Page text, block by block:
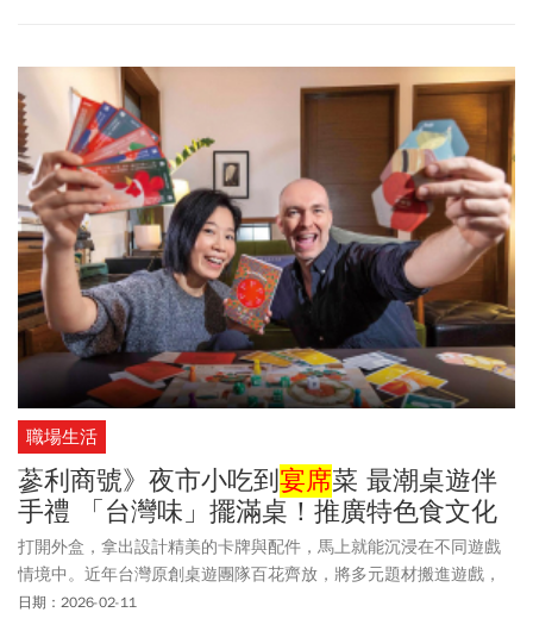
瑤在社群上特別感謝姚舜出現，美食圈也對「高手間的惺惺相惜」
傳為佳話。
職場生活
蔘利商號》夜市小吃到宴席菜 最潮桌遊伴
手禮 「台灣味」擺滿桌！推廣特色食文化
打開外盒，拿出設計精美的卡牌與配件，馬上就能沉浸在不同遊戲
情境中。近年台灣原創桌遊團隊百花齊放，將多元題材搬進遊戲，
展現本土文創軟實力。迷走工作坊、蔘利商號和阿普蛙工作室，分
日期：2026-02-11